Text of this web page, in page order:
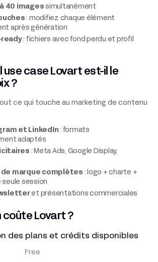
40 images simultanément
: modifiez chaque élément
après génération
: fichiers avec fond perdu et profil
use case Lovart est-il le
?
ce qui touche au marketing de contenu
et LinkedIn : formats
adaptés
: Meta Ads, Google Display,
de marque complètes : logo + charte +
seule session
et présentations commerciales
coûte Lovart ?
des plans et crédits disponibles
Free